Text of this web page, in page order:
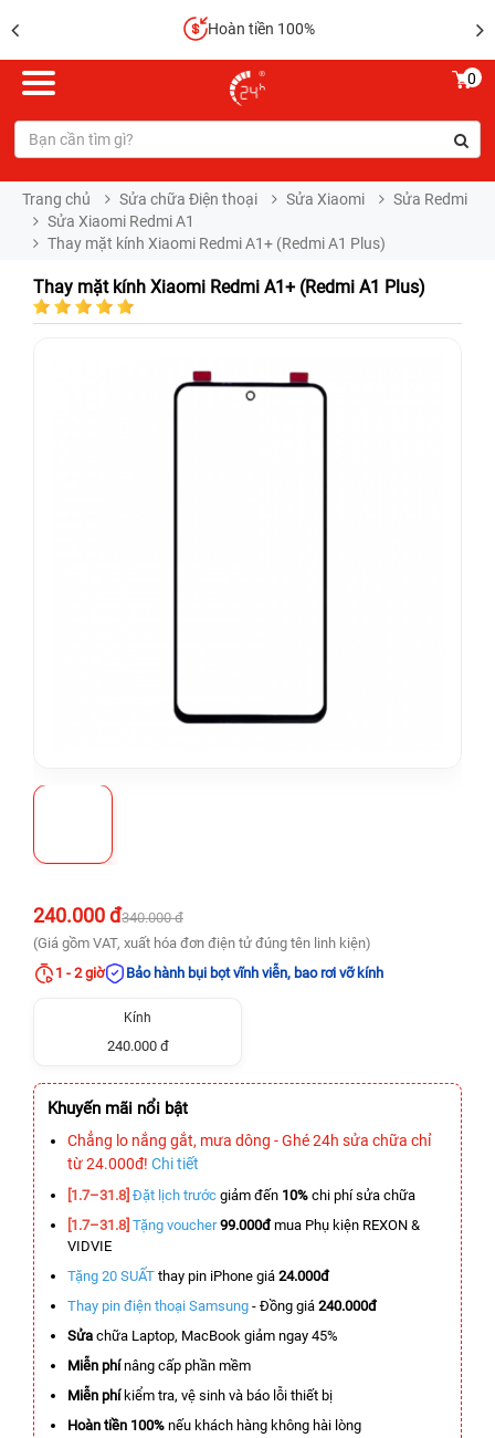
Hoàn tiền 100%
0
Trang chủ Sửa chữa Điện thoại Sửa Xiaomi
Sửa Redmi
Sửa Xiaomi Redmi A1
Thay mặt kính Xiaomi Redmi A1+ (Redmi A1 Plus)
Thay mặt kính Xiaomi Redmi A1+ (Redmi A1 Plus)
240.000 đ340.000 đ
(Giá gồm VAT, xuất hóa đơn điện tử đúng tên linh kiện)
1 - 2 giờ
Bảo hành bụi bọt vĩnh viễn, bao rơi vỡ kính
Kính
240.000 đ
Khuyến mãi nổi bật
Chẳng lo nắng gắt, mưa dông - Ghé 24h sửa chữa chỉ
từ 24.000đ! Chi tiết
[1.7–31.8] Đặt lịch trước giảm đến 10% chi phí sửa chữa
[1.7–31.8] Tặng voucher 99.000đmua Phụ kiện REXON &
VIDVIE
Tặng 20 SUẤT thay pin iPhone giá 24.000đ
Thay pin điện thoại Samsung - Đồng giá 240.000đ
Sửa chữa Laptop, MacBook giảm ngay 45%
Miễn phínâng cấp phần mềm
Miễn phíkiểm tra, vệ sinh và báo lỗi thiết bị
Hoàn tiền 100% nếu khách hàng không hài lòng